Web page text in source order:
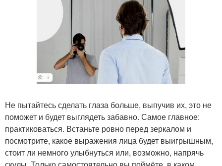
Не пытайтесь сделать глаза больше, выпучив их, это не
поможет и будет выглядеть забавно. Самое главное:
практиковаться. Встаньте ровно перед зеркалом и
посмотрите, какое выражения лица будет выигрышным,
стоит ли немного улыбнуться или, возможно, напрячь